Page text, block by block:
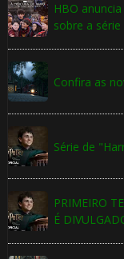
HBO
sobre a
Confira as
Série de
PRIMEIRO
É